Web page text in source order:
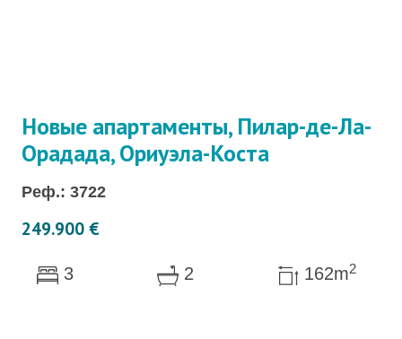
Новые апартаменты, Пилар-де-Ла-
Орадада, Ориуэла-Коста
Реф.: 3722
249.900 €
3 2 162m2